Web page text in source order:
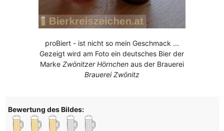
proBiert - ist nicht so mein Geschmack ...
Gezeigt wird am Foto ein deutsches Bier der
Marke Zwönitzer Hörnchenaus der Brauerei
Brauerei Zwönitz
Bewertung des Bildes: